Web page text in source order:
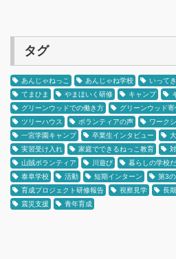
タグ
あんじゃねっこ あんじゃね学校 いって
てまひま
やまほいく研修 キャンプ
グリーンウッドでの働き方
グリーンウッド寄
ツリーハウス
ボランティアの声 ワーク
一宮学園キャンプ
卒業生インタビュー
実習受け入れ
家庭でできるねっこ教育
山賊ボランティア
川遊び 暮らしの学校
泰阜学校
活動 短期インターン 第3
育成プロジェクト研修報告
視察見学 長
震災支援
青年育成